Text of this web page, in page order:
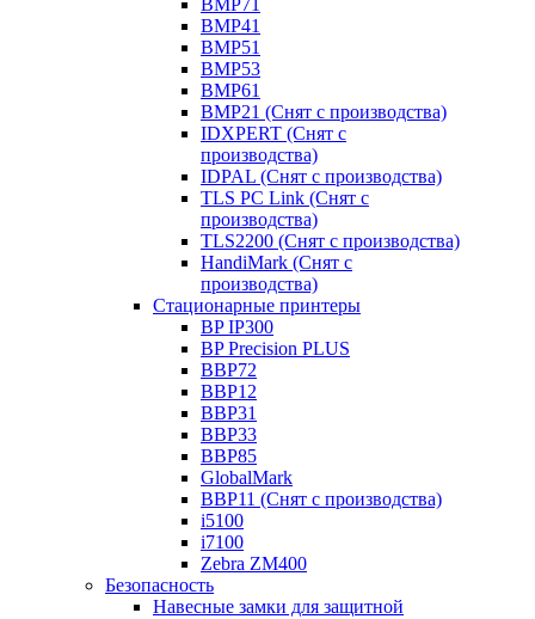
BMP71
BMP41
BMP51
BMP53
BMP61
BMP21 (Снят с производства)
IDXPERT (Снят с
производства)
IDPAL (Снят с производства)
TLS PC Link (Снят с
производства)
TLS2200 (Снят с производства)
HandiMark (Снят с
производства)
Стационарные принтеры
BP IP300
BP Precision PLUS
BBP72
BBP12
BBP31
BBP33
BBP85
GlobalMark
BBP11 (Снят с производства)
i5100
i7100
Zebra ZM400
Безопасность
Навесные замки для защитной